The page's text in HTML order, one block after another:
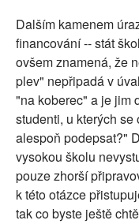
Dalším kamenem
financování -- stát
ovšem znamená, že
plev" nepřipadá v
"na koberec" a je jim
studenti, u kterých
alespoň podepsat?"
vysokou školu
pouze zhorší
k této otázce
tak co byste ještě